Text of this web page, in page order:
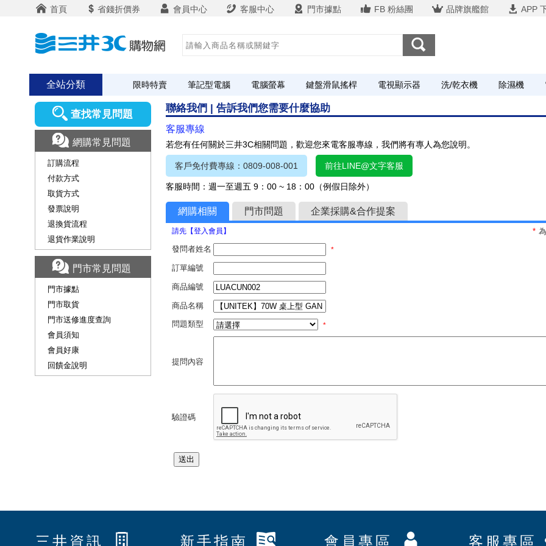
首頁 省錢折價券 會員中心 客服中心 門市據點 FB 粉絲團 品牌旗艦館 APP
全站分類 限時特賣 筆記型電腦 電腦螢幕 鍵盤滑鼠搖桿 電視顯示器 洗/乾衣機 除濕機
聯絡我們 | 告訴我們您需要什麼協助
客服專線
若您有任何關於三井3C相關問題，歡迎您來電客服專線，我們將有專人為您說明。
客戶免付費專線：0809-008-001 前往LINE@文字客服
客服時間：週一至週五 9：00 ~ 18：00（例假日除外）
網購相關 門市問題 企業採購&合作提案
請先【登入會員】 *
發問者姓名
*
訂單編號
商品編號
商品名稱
問題類型
*
提問內容
驗證碼
查找常見問題
網購常見問題
訂購流程
付款方式
取貨方式
發票說明
退換貨流程
退貨作業說明
門市常見問題
門市據點
門市取貨
門市送修進度查詢
會員須知
會員好康
回饋金說明
三井資訊 新手指南 會員專區 客服專區